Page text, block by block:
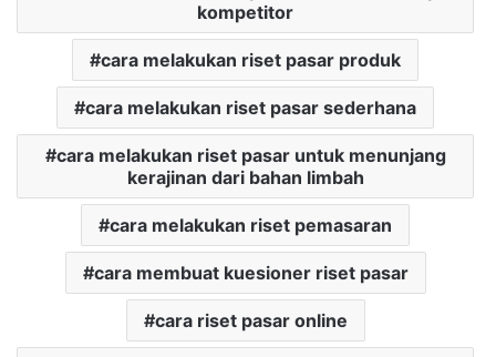
kompetitor
cara melakukan riset pasar produk
cara melakukan riset pasar sederhana
cara melakukan riset pasar untuk menunjang
kerajinan dari bahan limbah
cara melakukan riset pemasaran
cara membuat kuesioner riset pasar
cara riset pasar online